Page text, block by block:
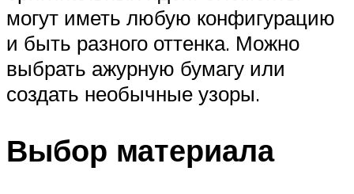
могут иметь любую конфигурацию
и быть разного оттенка. Можно
выбрать ажурную бумагу или
создать необычные узоры.
Выбор материала